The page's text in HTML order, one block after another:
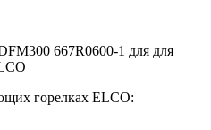
667R0600-1 для для
горелках ELCO: